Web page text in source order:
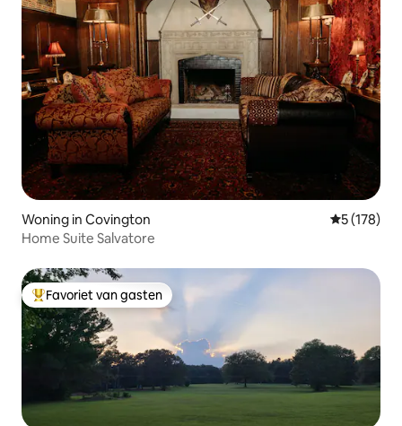
Woning in Covington
5 (178)
Home Suite Salvatore
Topfavoriet van gasten
Favoriet van gasten